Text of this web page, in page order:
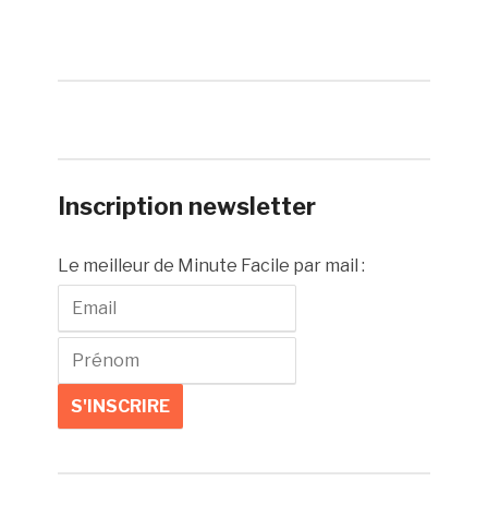
Inscription newsletter
Le meilleur de Minute Facile par mail :